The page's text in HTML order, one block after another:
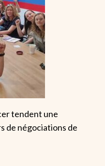
tendent une
de négociations de